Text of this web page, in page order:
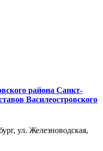
района Санкт-
Василеостровского
ул. Железноводская,